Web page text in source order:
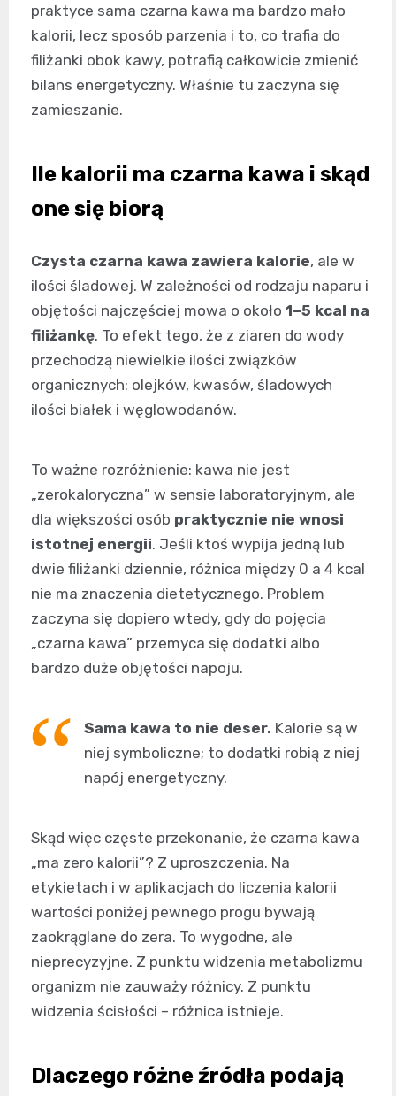
praktyce sama czarna kawa ma bardzo mało
kalorii, lecz sposób parzenia i to, co trafia do
filiżanki obok kawy, potrafią całkowicie zmienić
bilans energetyczny. Właśnie tu zaczyna się
zamieszanie.
Ile kalorii ma czarna kawa i skąd
one się biorą
Czysta czarna kawa zawiera kalorie, ale w
ilości śladowej. W zależności od rodzaju naparu i
objętości najczęściej mowa o około 1–5 kcal na
filiżankę. To efekt tego, że z ziaren do wody
przechodzą niewielkie ilości związków
organicznych: olejków, kwasów, śladowych
ilości białek i węglowodanów.
To ważne rozróżnienie: kawa nie jest
„zerokaloryczna” w sensie laboratoryjnym, ale
dla większości osób praktycznie nie wnosi
istotnej energii. Jeśli ktoś wypija jedną lub
dwie filiżanki dziennie, różnica między 0 a 4 kcal
nie ma znaczenia dietetycznego. Problem
zaczyna się dopiero wtedy, gdy do pojęcia
„czarna kawa” przemyca się dodatki albo
bardzo duże objętości napoju.
Sama kawa to nie deser. Kalorie są w
niej symboliczne; to dodatki robią z niej
napój energetyczny.
Skąd więc częste przekonanie, że czarna kawa
„ma zero kalorii”? Z uproszczenia. Na
etykietach i w aplikacjach do liczenia kalorii
wartości poniżej pewnego progu bywają
zaokrąglane do zera. To wygodne, ale
nieprecyzyjne. Z punktu widzenia metabolizmu
organizm nie zauważy różnicy. Z punktu
widzenia ścisłości – różnica istnieje.
Dlaczego różne źródła podają